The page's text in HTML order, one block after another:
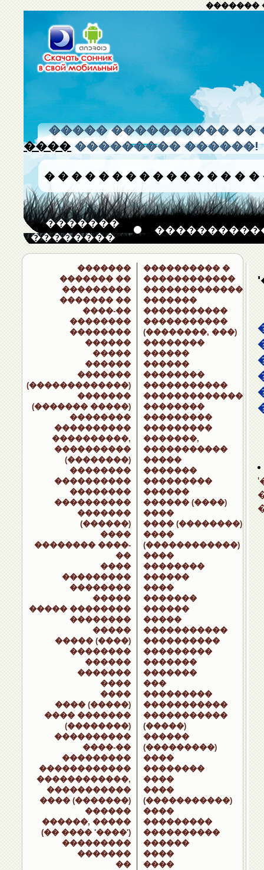
�������
����� ���������� ��
���� ��������� ������!
� � � � � � � � � � � � � � � �
�������
��������
�������
������� ��
���������
������� ��
����-��
��������
��������
������
�����
������
�������
(�������������)
�������
(������� �����)
��������
����������
����������,
����������
(��������)
��������
����������
��������
����������
�������
(������)
����
�������� ����-
��
����
���������
��������
�����
����� ��������
��������
�����
����� (����)
��������
������
�������
����
����
���� (�����)
���� �������
(��������)
����������
����-��
���������
������������
������������,
�����������
���� (�������)
������
������, �����
(�� ���� '����')
���������
�������
��
���������� �
������������
�������������
�������
�����������
�����������
(��������, ���)
��������
������
������
��������
�����������
�������������
��������
���������
���������
�������,
�����������
�����
�������
���������
������
������ (����)
����
���� (��������)
����
(������������)
����
��������
������
����
�������
������
�����
�����������
����������
���������
�������
�������
���
���������
�����������
�����������
(�����)
������
(���������)
����
��������
����
����
(�����������)
����
���������
����������
������
����
����